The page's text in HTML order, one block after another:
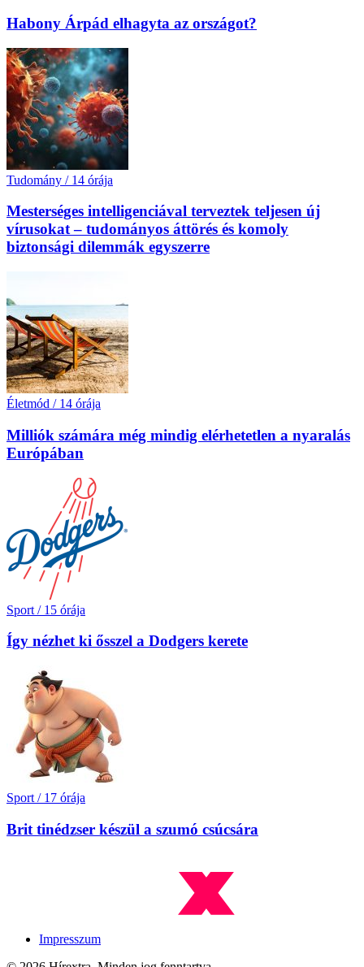
Habony Árpád elhagyta az országot?
Tudomány / 14 órája
Mesterséges intelligenciával terveztek teljesen új
vírusokat – tudományos áttörés és komoly
biztonsági dilemmák egyszerre
Életmód / 14 órája
Milliók számára még mindig elérhetetlen a nyaralás
Európában
Sport / 15 órája
Így nézhet ki ősszel a Dodgers kerete
Sport / 17 órája
Brit tinédzser készül a szumó csúcsára
Impresszum